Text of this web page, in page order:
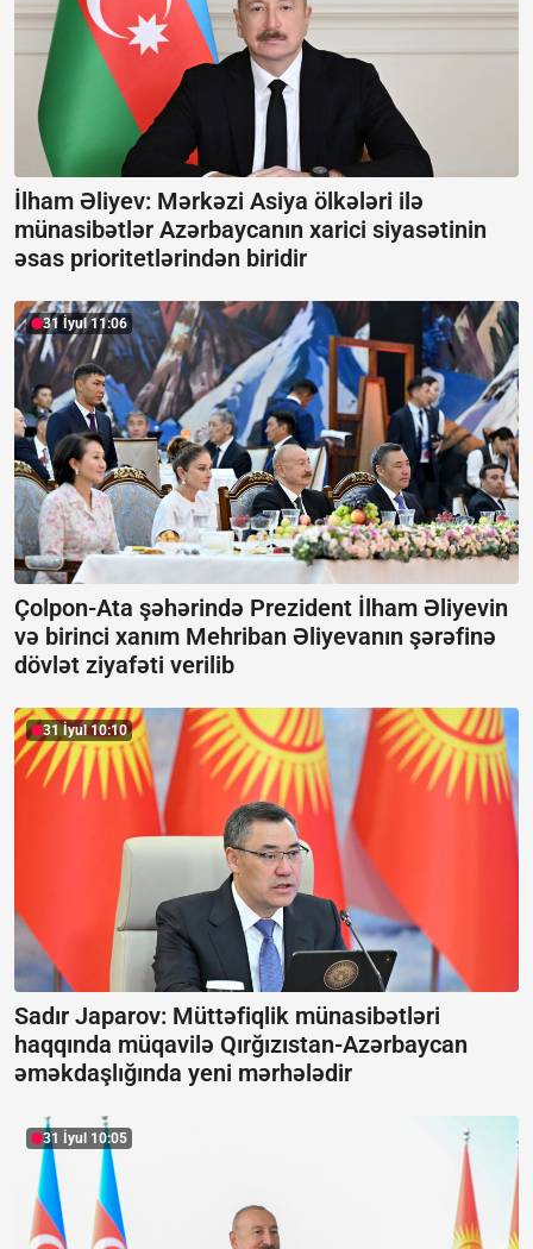
İlham Əliyev: Mərkəzi Asiya ölkələri ilə
münasibətlər Azərbaycanın xarici siyasətinin
əsas prioritetlərindən biridir
31 İyul 11:06
Çolpon-Ata şəhərində Prezident İlham Əliyevin
və birinci xanım Mehriban Əliyevanın şərəfinə
dövlət ziyafəti verilib
31 İyul 10:10
Sadır Japarov: Müttəfiqlik münasibətləri
haqqında müqavilə Qırğızıstan-Azərbaycan
əməkdaşlığında yeni mərhələdir
31 İyul 10:05